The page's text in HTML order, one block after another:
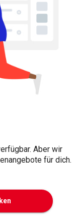
Aber wir
für dich.